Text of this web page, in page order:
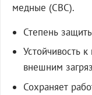
медные (СВС).
Степень
Устойчивость
внешним
Сохраняет